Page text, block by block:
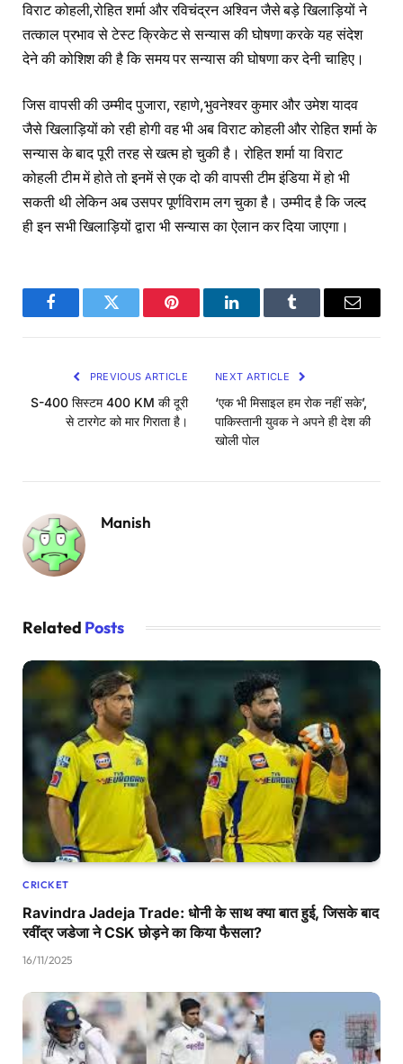
विराट कोहली,रोहित शर्मा और रविचंद्रन अश्विन जैसे बड़े खिलाड़ियों ने
तत्काल प्रभाव से टेस्ट क्रिकेट से सन्यास की घोषणा करके यह संदेश
देने की कोशिश की है कि समय पर सन्यास की घोषणा कर देनी चाहिए।
जिस वापसी की उम्मीद पुजारा, रहाणे,भुवनेश्वर कुमार और उमेश यादव
जैसे खिलाड़ियों को रही होगी वह भी अब विराट कोहली और रोहित शर्मा के
सन्यास के बाद पूरी तरह से खत्म हो चुकी है। रोहित शर्मा या विराट
कोहली टीम में होते तो इनमें से एक दो की वापसी टीम इंडिया में हो भी
सकती थी लेकिन अब उसपर पूर्णविराम लग चुका है। उम्मीद है कि जल्द
ही इन सभी खिलाड़ियों द्वारा भी सन्यास का ऐलान कर दिया जाएगा।
FacebookTwitter Pinterest LinkedInTumblr Email
PREVIOUS ARTICLE
S-400 सिस्टम 400 KM की दूरी
से टारगेट को मार गिराता है।
NEXT ARTICLE
‘एक भी मिसाइल हम रोक नहीं सके’,
पाकिस्तानी युवक ने अपने ही देश की
खोली पोल
Manish
Related Posts
CRICKET
Ravindra Jadeja Trade: धोनी के साथ क्या बात हुई, जिसके बाद
रवींद्र जडेजा ने CSK छोड़ने का किया फैसला?
16/11/2025